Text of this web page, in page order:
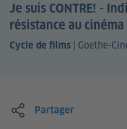
Je suis CONTRE! -
résistance au cinéma
Cycle de films | Goethe-
Partager